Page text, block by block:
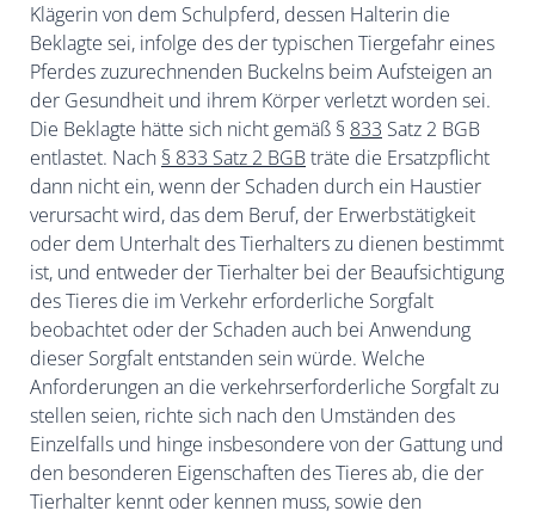
Klägerin von dem Schulpferd, dessen Halterin die
Beklagte sei, infolge des der typischen Tiergefahr eines
Pferdes zuzurechnenden Buckelns beim Aufsteigen an
der Gesundheit und ihrem Körper verletzt worden sei.
Die Beklagte hätte sich nicht gemäß § 833 Satz 2 BGB
entlastet. Nach § 833 Satz 2 BGBträte die Ersatzpflicht
dann nicht ein, wenn der Schaden durch ein Haustier
verursacht wird, das dem Beruf, der Erwerbstätigkeit
oder dem Unterhalt des Tierhalters zu dienen bestimmt
ist, und entweder der Tierhalter bei der Beaufsichtigung
des Tieres die im Verkehr erforderliche Sorgfalt
beobachtet oder der Schaden auch bei Anwendung
dieser Sorgfalt entstanden sein würde. Welche
Anforderungen an die verkehrserforderliche Sorgfalt zu
stellen seien, richte sich nach den Umständen des
Einzelfalls und hinge insbesondere von der Gattung und
den besonderen Eigenschaften des Tieres ab, die der
Tierhalter kennt oder kennen muss, sowie den